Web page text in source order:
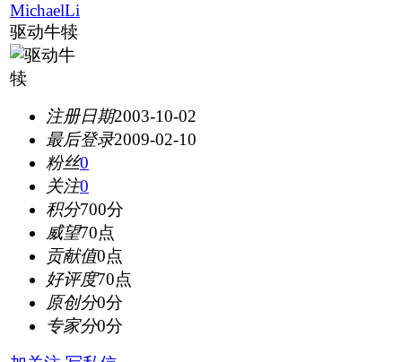
MichaelLi
驱动牛犊
注册日期2003-10-02
最后登录2009-02-10
粉丝0
关注0
积分700分
威望70点
贡献值0点
好评度70点
原创分0分
专家分0分